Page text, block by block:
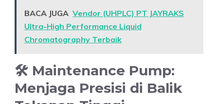
BACA JUGA Vendor (UHPLC) PT JAYRAKS
Ultra-High Performance Liquid
Chromatography Terbaik
🛠️ Maintenance Pump:
Menjaga Presisi di Balik